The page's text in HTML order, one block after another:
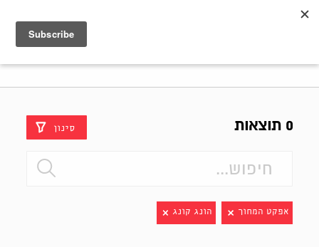
0 תוצאות סינון
אפקט המחוך הונג קונג